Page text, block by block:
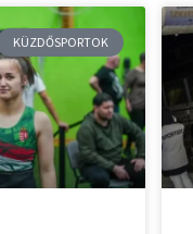
KÜZDŐSPORTOK